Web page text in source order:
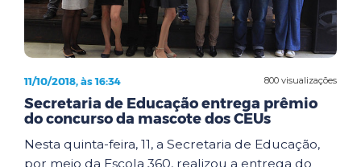
800 visualizações
11/10/2018, às 16:34
Secretaria de Educação entrega prêmio
do concurso da mascote dos CEUs
Nesta quinta-feira, 11, a Secretaria de Educação,
por meio da Escola 360, realizou a entrega do